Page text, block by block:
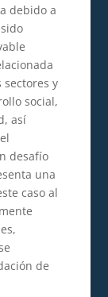
debido a
sectores y
social,
así
desafío
una
caso al
de